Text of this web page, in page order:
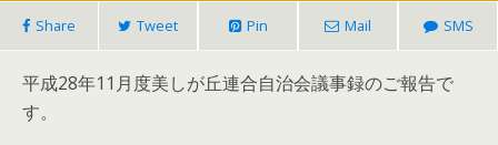
Share Tweet Pin Mail SMS
平成28年11月度美しが丘連合自治会議事録のご報告で
す。